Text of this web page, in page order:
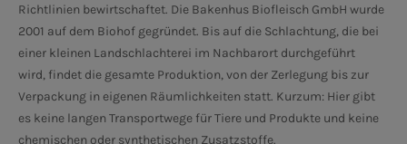
Richtlinien bewirtschaftet. Die Bakenhus Biofleisch GmbH wurde
2001 auf dem Biohof gegründet. Bis auf die Schlachtung, die bei
einer kleinen Landschlachterei im Nachbarort durchgeführt
wird, findet die gesamte Produktion, von der Zerlegung bis zur
Verpackung in eigenen Räumlichkeiten statt. Kurzum: Hier gibt
es keine langen Transportwege für Tiere und Produkte und keine
chemischen oder synthetischen Zusatzstoffe.